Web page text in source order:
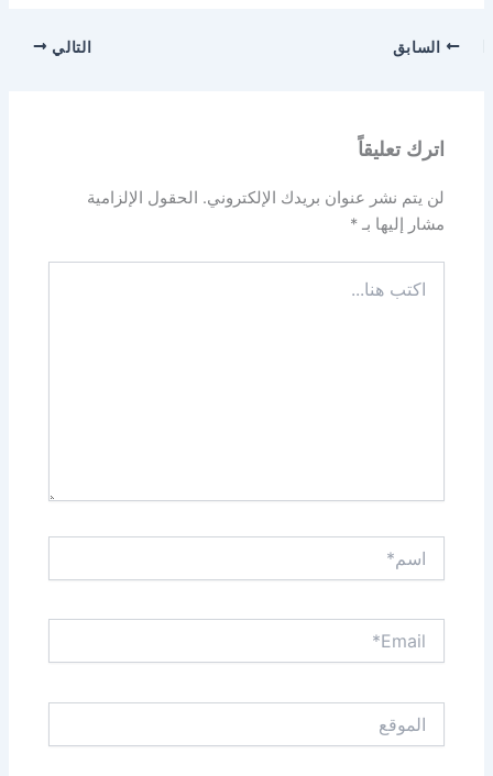
السابق التالي
اترك تعليقاً
لن يتم نشر عنوان بريدك الإلكتروني. الحقول الإلزامية
مشار إليها بـ*
هنا...